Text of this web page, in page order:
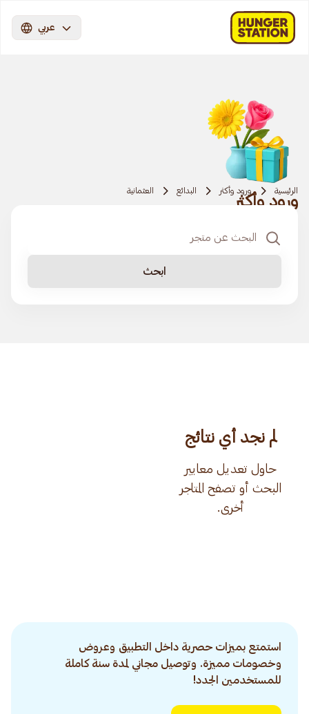
عربي
الرئيسية ورود وأكثر البدائع العثمانية
ورود وأكثر
ابحث
لم نجد أي نتائج
حاول تعديل معايير
البحث أو تصفح المتاجر
أخرى.
استمتع بميزات حصرية داخل التطبيق وعروض
وخصومات مميزة. وتوصيل مجاني لمدة سنة كاملة
للمستخدمين الجدد!